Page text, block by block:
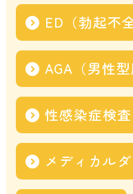
ED（勃起不全
AGA（男性型
性感染症検査
メディカル